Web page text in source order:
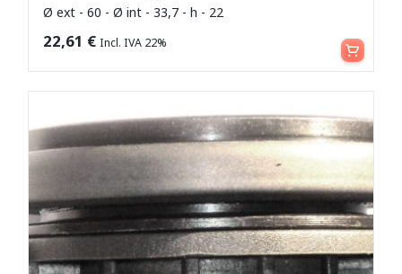
Ø ext - 60 - Ø int - 33,7 - h - 22
22,61 € Incl. IVA 22% Aggiungi al carrello